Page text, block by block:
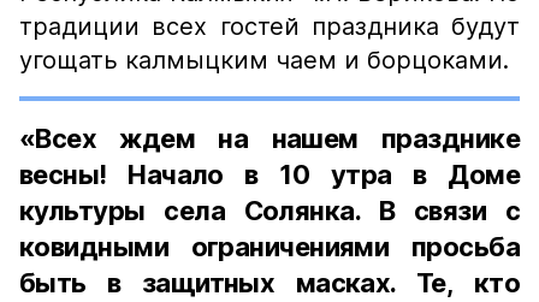
традиции всех гостей праздника будут
угощать калмыцким чаем и борцоками.
«Всех ждем на нашем празднике
весны! Начало в 10 утра в Доме
культуры села Солянка. В связи с
ковидными ограничениями просьба
быть в защитных масках. Те, кто